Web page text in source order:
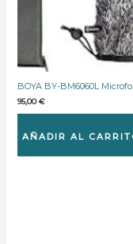
BOYA BY-BM6060L
95,00€
AÑADIR AL